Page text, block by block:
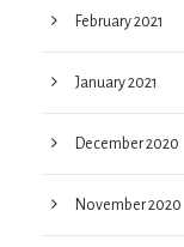
February 2021
January 2021
December 2020
November 2020